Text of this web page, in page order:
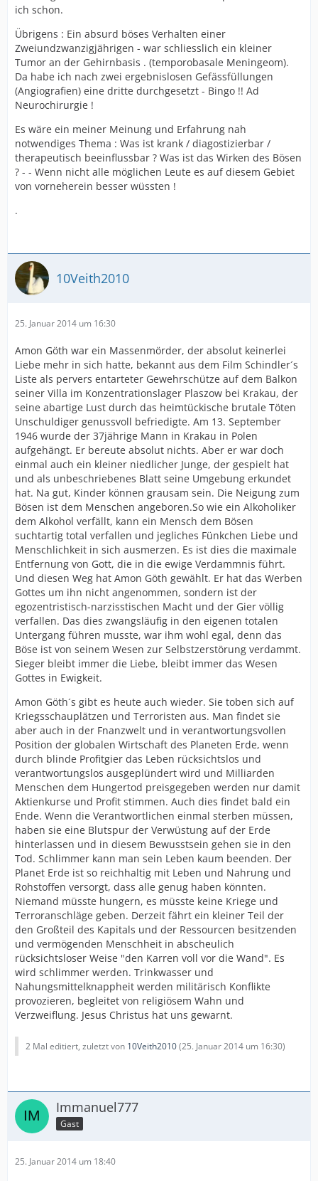
ich schon.
Übrigens : Ein absurd böses Verhalten einer
Zweiundzwanzigjährigen - war schliesslich ein kleiner
Tumor an der Gehirnbasis . (temporobasale Meningeom).
Da habe ich nach zwei ergebnislosen Gefässfüllungen
(Angiografien) eine dritte durchgesetzt - Bingo !! Ad
Neurochirurgie !
Es wäre ein meiner Meinung und Erfahrung nah
notwendiges Thema : Was ist krank / diagostizierbar /
therapeutisch beeinflussbar ? Was ist das Wirken des Bösen
? - - Wenn nicht alle möglichen Leute es auf diesem Gebiet
von vorneherein besser wüssten !
.
10Veith2010
25. Januar 2014 um 16:30
Amon Göth war ein Massenmörder, der absolut keinerlei
Liebe mehr in sich hatte, bekannt aus dem Film Schindler´s
Liste als pervers entarteter Gewehrschütze auf dem Balkon
seiner Villa im Konzentrationslager Plaszow bei Krakau, der
seine abartige Lust durch das heimtückische brutale Töten
Unschuldiger genussvoll befriedigte. Am 13. September
1946 wurde der 37jährige Mann in Krakau in Polen
aufgehängt. Er bereute absolut nichts. Aber er war doch
einmal auch ein kleiner niedlicher Junge, der gespielt hat
und als unbeschriebenes Blatt seine Umgebung erkundet
hat. Na gut, Kinder können grausam sein. Die Neigung zum
Bösen ist dem Menschen angeboren.So wie ein Alkoholiker
dem Alkohol verfällt, kann ein Mensch dem Bösen
suchtartig total verfallen und jegliches Fünkchen Liebe und
Menschlichkeit in sich ausmerzen. Es ist dies die maximale
Entfernung von Gott, die in die ewige Verdammnis führt.
Und diesen Weg hat Amon Göth gewählt. Er hat das Werben
Gottes um ihn nicht angenommen, sondern ist der
egozentristisch-narzisstischen Macht und der Gier völlig
verfallen. Das dies zwangsläufig in den eigenen totalen
Untergang führen musste, war ihm wohl egal, denn das
Böse ist von seinem Wesen zur Selbstzerstörung verdammt.
Sieger bleibt immer die Liebe, bleibt immer das Wesen
Gottes in Ewigkeit.
Amon Göth´s gibt es heute auch wieder. Sie toben sich auf
Kriegsschauplätzen und Terroristen aus. Man findet sie
aber auch in der Fnanzwelt und in verantwortungsvollen
Position der globalen Wirtschaft des Planeten Erde, wenn
durch blinde Profitgier das Leben rücksichtslos und
verantwortungslos ausgeplündert wird und Milliarden
Menschen dem Hungertod preisgegeben werden nur damit
Aktienkurse und Profit stimmen. Auch dies findet bald ein
Ende. Wenn die Verantwortlichen einmal sterben müssen,
haben sie eine Blutspur der Verwüstung auf der Erde
hinterlassen und in diesem Bewusstsein gehen sie in den
Tod. Schlimmer kann man sein Leben kaum beenden. Der
Planet Erde ist so reichhaltig mit Leben und Nahrung und
Rohstoffen versorgt, dass alle genug haben könnten.
Niemand müsste hungern, es müsste keine Kriege und
Terroranschläge geben. Derzeit fährt ein kleiner Teil der
den Großteil des Kapitals und der Ressourcen besitzenden
und vermögenden Menschheit in abscheulich
rücksichtsloser Weise "den Karren voll vor die Wand". Es
wird schlimmer werden. Trinkwasser und
Nahungsmittelknappheit werden militärisch Konflikte
provozieren, begleitet von religiösem Wahn und
Verzweiflung. Jesus Christus hat uns gewarnt.
2 Mal editiert, zuletzt von 10Veith2010(25. Januar 2014 um 16:30)
Immanuel777
Gast
25. Januar 2014 um 18:40